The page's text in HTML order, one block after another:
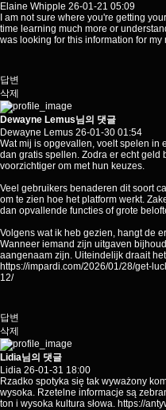
Elaine Whipple 26-01-21 05:09
I am not sure where you're getting
time learning much more or
was looking for this information for my
답변
삭제
Dewayne Lemus님의 댓글
Dewayne Lemus 26-01-30 01:54
Wat mij is opgevallen, voelt spelen in
dan gratis spellen. Zodra er echt geld
voorzichtiger om met hun keuzes.
Veel gebruikers benaderen dit soort
om te zien hoe het platform werkt.
dan opvallende functies of grote
Volgens wat ik heb gezien, hangt de
Wanneer iemand zijn uitgaven
aangenaam zijn. Uiteindelijk draait
https://impardi.com/2026/01/28/get-
12/
답변
삭제
Lidia님의 댓글
Lidia 26-01-31 18:00
Rzadko spotyka się tak wyważony
wysoka. Rzetelne informacje są
ton i wysoka kultura słowa. https://